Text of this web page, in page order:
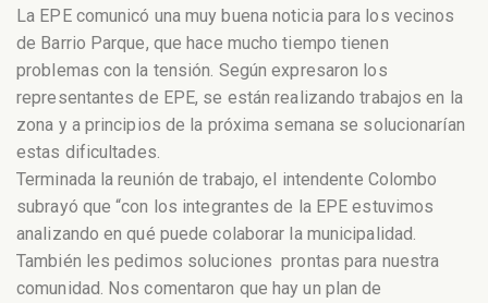
La EPE comunicó una muy buena noticia para los vecinos
de Barrio Parque, que hace mucho tiempo tienen
problemas con la tensión. Según expresaron los
representantes de EPE, se están realizando trabajos en la
zona y a principios de la próxima semana se solucionarían
estas dificultades.
Terminada la reunión de trabajo, el intendente Colombo
subrayó que “con los integrantes de la EPE estuvimos
analizando en qué puede colaborar la municipalidad.
También les pedimos soluciones prontas para nuestra
comunidad. Nos comentaron que hay un plan de